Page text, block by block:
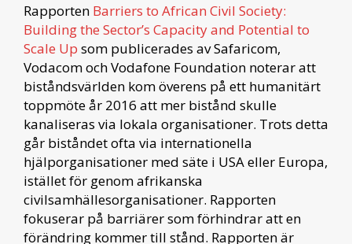
Rapporten Barriers to African Civil Society:
Building the Sector’s Capacity and Potential to
Scale Up som publicerades av Safaricom,
Vodacom och Vodafone Foundation noterar att
biståndsvärlden kom överens på ett humanitärt
toppmöte år 2016 att mer bistånd skulle
kanaliseras via lokala organisationer. Trots detta
går biståndet ofta via internationella
hjälporganisationer med säte i USA eller Europa,
istället för genom afrikanska
civilsamhällesorganisationer. Rapporten
fokuserar på barriärer som förhindrar att en
förändring kommer till stånd. Rapporten är